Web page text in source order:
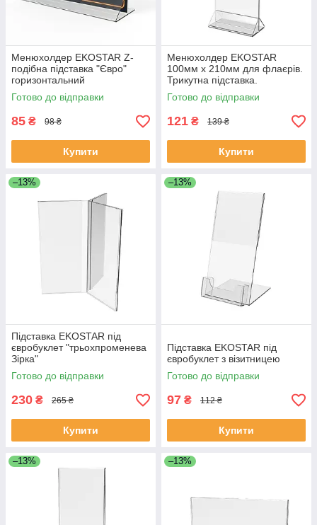
Менюхолдер EKOSTAR Z-
подібна підставка "Євро"
горизонтальний
Готово до відправки
85 ₴ 98 ₴
Купити
Менюхолдер EKOSTAR
100мм х 210мм для флаєрів.
Трикутна підставка.
Готово до відправки
121 ₴ 139 ₴
Купити
–13%
Підставка EKOSTAR під
євробуклет "трьохпроменева
Зірка"
Готово до відправки
230 ₴ 265 ₴
Купити
–13%
Підставка EKOSTAR під
євробуклет з візитницею
Готово до відправки
97 ₴ 112 ₴
Купити
–13% –13%